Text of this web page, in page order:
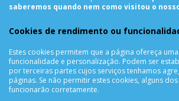
Termos & Condições
Política de Privacidade
Trocas & Devoluções
Métodos de Pagamento
Resolução de Litígios
saberemos quando nem como visitou o
Cookies de rendimento ou
Estes cookies permitem que a página ofereça
funcionalidade e personalização. Podem ser
por terceiras partes cujos serviços tenhamos
páginas. Se não permitir estes cookies, alguns
funcionarão corretamente.